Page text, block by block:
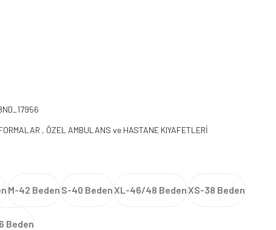
, ÖZEL AMBULANS ve HASTANE KIYAFETLERİ
M-42 Beden S-40 BedenXL-46/48 BedenXS-38 Beden
Beden